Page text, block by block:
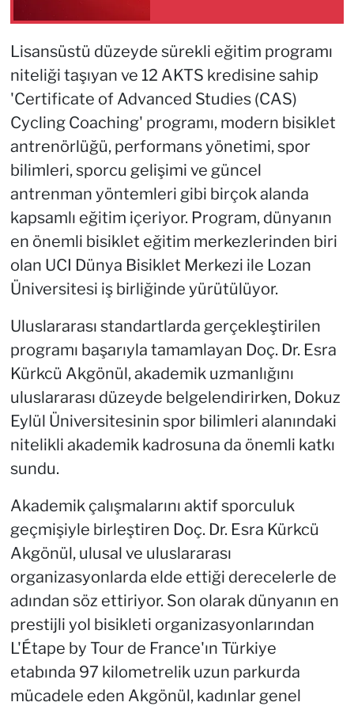
Lisansüstü düzeyde sürekli eğitim programı
niteliği taşıyan ve 12 AKTS kredisine sahip
'Certificate of Advanced Studies (CAS)
Cycling Coaching' programı, modern bisiklet
antrenörlüğü, performans yönetimi, spor
bilimleri, sporcu gelişimi ve güncel
antrenman yöntemleri gibi birçok alanda
kapsamlı eğitim içeriyor. Program, dünyanın
en önemli bisiklet eğitim merkezlerinden biri
olan UCI Dünya Bisiklet Merkezi ile Lozan
Üniversitesi iş birliğinde yürütülüyor.
Uluslararası standartlarda gerçekleştirilen
programı başarıyla tamamlayan Doç. Dr. Esra
Kürkcü Akgönül, akademik uzmanlığını
uluslararası düzeyde belgelendirirken, Dokuz
Eylül Üniversitesinin spor bilimleri alanındaki
nitelikli akademik kadrosuna da önemli katkı
sundu.
Akademik çalışmalarını aktif sporculuk
geçmişiyle birleştiren Doç. Dr. Esra Kürkcü
Akgönül, ulusal ve uluslararası
organizasyonlarda elde ettiği derecelerle de
adından söz ettiriyor. Son olarak dünyanın en
prestijli yol bisikleti organizasyonlarından
L'Étape by Tour de France'ın Türkiye
etabında 97 kilometrelik uzun parkurda
mücadele eden Akgönül, kadınlar genel